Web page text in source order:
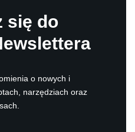
się do
o nowych i
narzędziach oraz